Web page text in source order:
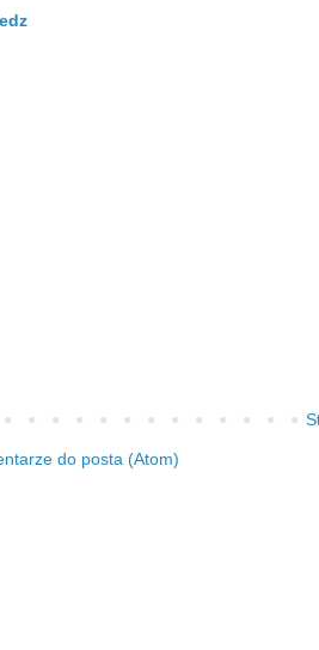
do posta (Atom)